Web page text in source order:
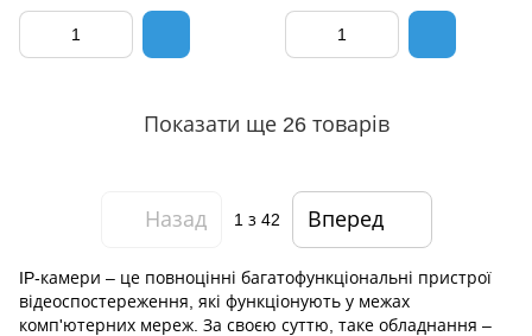
Показати ще 26 товарів
Назад 1 з 42 Вперед
IP-камери – це повноцінні багатофункціональні пристрої
відеоспостереження, які функціонують у межах
комп'ютерних мереж. За своєю суттю, таке обладнання –